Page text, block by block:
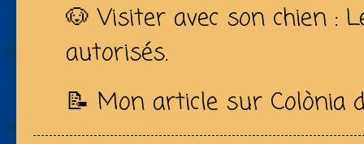
🐶 Visiter avec son chien :
autorisés.
📝 Mon article sur Colònia